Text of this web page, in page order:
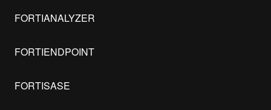
FORTIANALYZER
FORTIENDPOINT
FORTISASE